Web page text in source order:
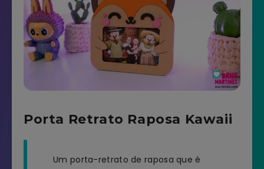
Porta Retrato Raposa Kawaii
Um porta-retrato de raposa que é